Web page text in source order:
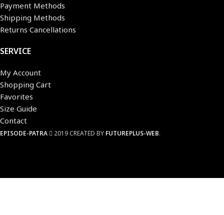
Payment Methods
Shipping Methods
Returns Cancellations
SERVICE
My Account
Shopping Cart
Favorites
Size Guide
Contact
EPISODE-PATRA 2019 CREATED BY FUTUREPLUS-WEB.